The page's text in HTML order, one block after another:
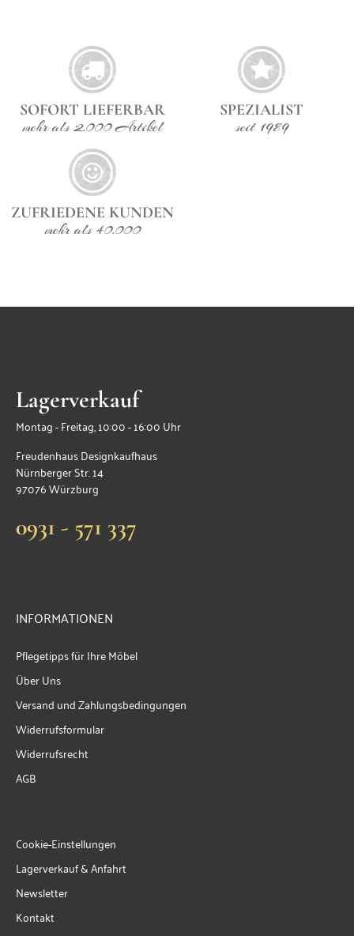
SOFORT LIEFERBAR
mehr als 2.000 Artikel
SPEZIALIST
seit 1989
ZUFRIEDENE KUNDEN
mehr als 40.000
Lagerverkauf
Montag - Freitag, 10:00 - 16:00 Uhr
Freudenhaus Designkaufhaus
Nürnberger Str. 14
97076 Würzburg
0931 - 571 337
INFORMATIONEN
Pflegetipps für Ihre Möbel
Über Uns
Versand und Zahlungsbedingungen
Widerrufsformular
Widerrufsrecht
AGB
Cookie-Einstellungen
Lagerverkauf & Anfahrt
Newsletter
Kontakt